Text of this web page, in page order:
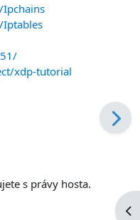
xdp-tutorial
s právy hosta.